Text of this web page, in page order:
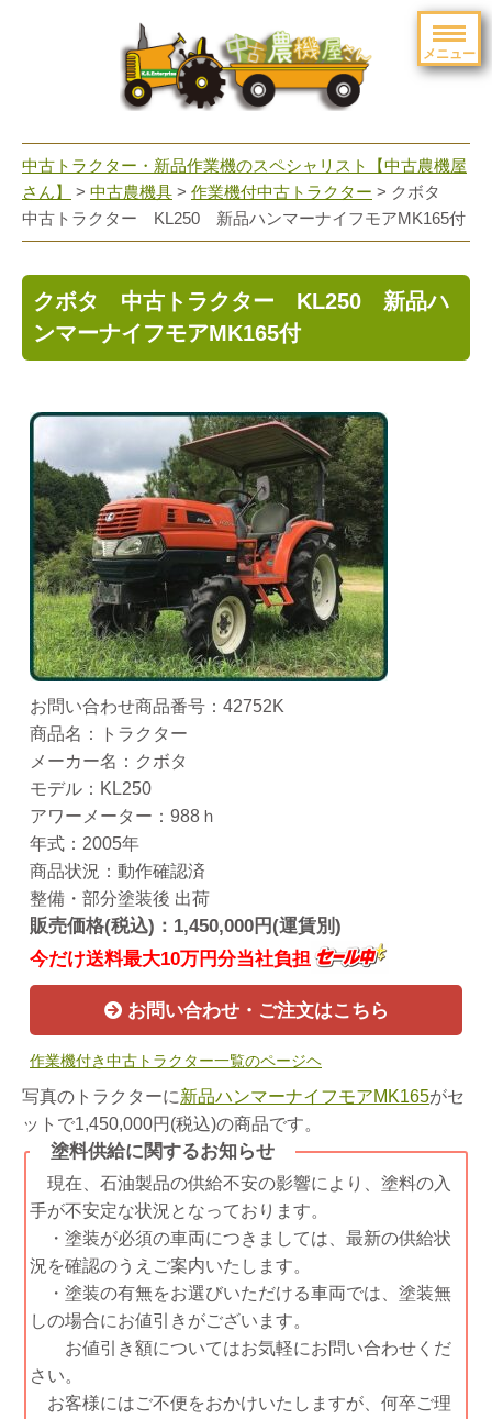
メニュー
navigation
中古トラクター・新品作業機のスペシャリスト【中古農機屋
さん】
> 中古農機具 > 作業機付中古トラクター > クボタ
中古トラクター KL250 新品ハンマーナイフモアMK165付
クボタ 中古トラクター KL250 新品ハ
ンマーナイフモアMK165付
お問い合わせ商品番号：42752K
商品名：トラクター
メーカー名：クボタ
モデル：KL250
アワーメーター：988ｈ
年式：2005年
商品状況：動作確認済
整備・部分塗装後 出荷
販売価格(税込)：1,450,000円(運賃別)
今だけ送料最大10万円分当社負担
お問い合わせ・ご注文はこちら
作業機付き中古トラクター一覧のページヘ
写真のトラクターに新品ハンマーナイフモアMK165がセ
ットで1,450,000円(税込)の商品です。
塗料供給に関するお知らせ
現在、石油製品の供給不安の影響により、塗料の入
手が不安定な状況となっております。
・塗装が必須の車両につきましては、最新の供給状
況を確認のうえご案内いたします。
・塗装の有無をお選びいただける車両では、塗装無
しの場合にお値引きがございます。
お値引き額についてはお気軽にお問い合わせくだ
さい。
お客様にはご不便をおかけいたしますが、何卒ご理